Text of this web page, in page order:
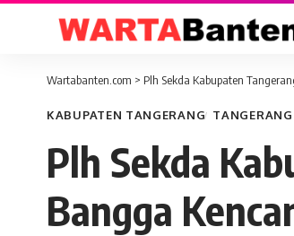
Wartabanten.com > Plh Sekda Kabupaten
KABUPATEN TANGERANG TANGERANG
Plh Sekda
Bangga